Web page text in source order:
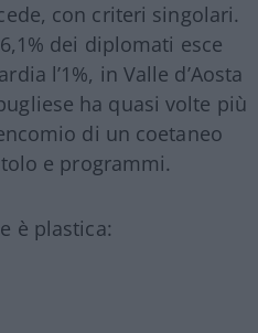
con criteri singolari.
dei diplomati esce
l’1%, in Valle d’Aosta
ha quasi volte più
di un coetaneo
e programmi.
è plastica: